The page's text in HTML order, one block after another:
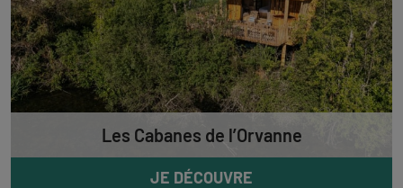
Les Cabanes de l’Orvanne
JE DÉCOUVRE